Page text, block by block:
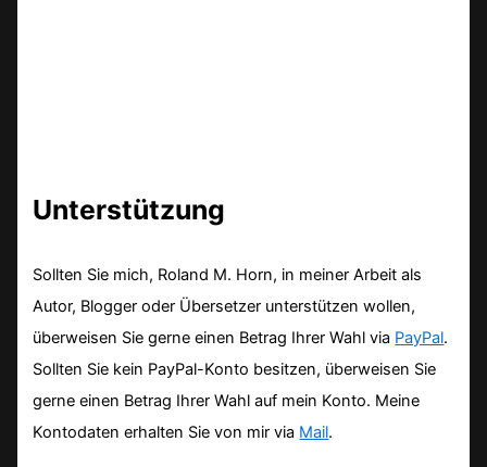
Unterstützung
Sollten Sie mich, Roland M. Horn, in meiner Arbeit als
Autor, Blogger oder Übersetzer unterstützen wollen,
überweisen Sie gerne einen Betrag Ihrer Wahl via PayPal.
Sollten Sie kein PayPal-Konto besitzen, überweisen Sie
gerne einen Betrag Ihrer Wahl auf mein Konto. Meine
Kontodaten erhalten Sie von mir via Mail.